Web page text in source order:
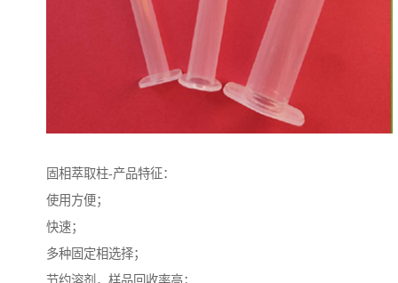
固相萃取柱-产品特征：
使用方便；
快速；
多种固定相选择；